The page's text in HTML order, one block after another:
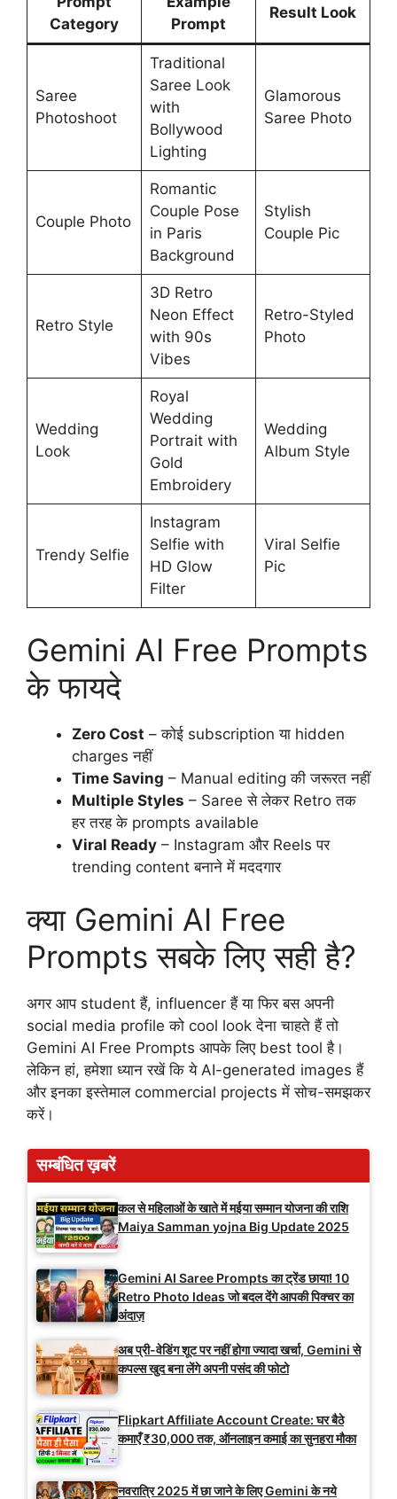
Category
Prompt
Result Look
Saree
Photoshoot
Traditional
Saree Look
with
Bollywood
Lighting
Glamorous
Saree Photo
Couple Photo
Romantic
Couple Pose
in Paris
Background
Stylish
Couple Pic
Retro Style
3D Retro
Neon Effect
with 90s
Vibes
Retro-Styled
Photo
Wedding
Look
Royal
Wedding
Portrait with
Gold
Embroidery
Wedding
Album Style
Trendy Selfie
Instagram
Selfie with
HD Glow
Filter
Viral Selfie
Pic
Gemini AI Free Prompts
के फायदे
Zero Cost – कोई subscription या hidden
charges नहीं
Time Saving – Manual editing की जरूरत नहीं
Multiple Styles – Saree से लेकर Retro तक
हर तरह के prompts available
Viral Ready – Instagram और Reels पर
trending content बनाने में मददगार
क्या Gemini AI Free
Prompts सबके लिए सही है?
अगर आप student हैं, influencer हैं या फिर बस अपनी
social media profile को cool look देना चाहते हैं तो
Gemini AI Free Prompts आपके लिए best tool है।
लेकिन हां, हमेशा ध्यान रखें कि ये AI-generated images हैं
और इनका इस्तेमाल commercial projects में सोच-समझकर
करें।
सम्बंधित ख़बरें
कल से महिलाओं के खाते में मईया सम्मान योजना की राशि
Maiya Samman yojna Big Update 2025
Gemini AI Saree Prompts का ट्रेंड छाया! 10
Retro Photo Ideas जो बदल देंगे आपकी पिक्चर का
अंदाज़
अब प्री-वेडिंग शूट पर नहीं होगा ज्यादा खर्चा, Gemini से
कपल्स खुद बना लेंगे अपनी पसंद की फोटो
Flipkart Affiliate Account Create: घर बैठे
कमाएँ ₹30,000 तक, ऑनलाइन कमाई का सुनहरा मौका
नवरात्रि 2025 में छा जाने के लिए Gemini के नये